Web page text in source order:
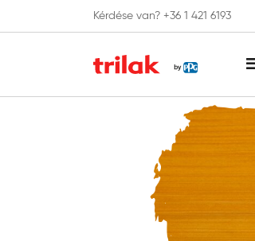
Kérdése van? +36 1 421 6193
Fontos tájékoztatás!